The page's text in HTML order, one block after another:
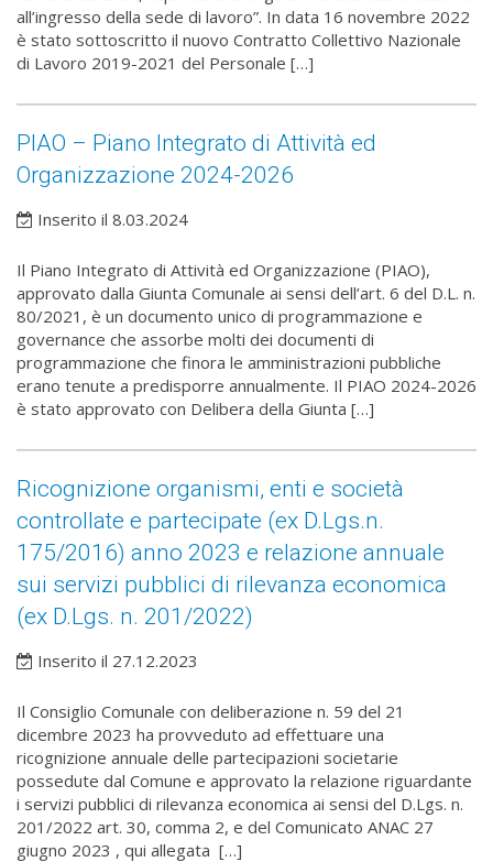
all’ingresso della sede di lavoro”. In data 16 novembre 2022
è stato sottoscritto il nuovo Contratto Collettivo Nazionale
di Lavoro 2019-2021 del Personale […]
PIAO – Piano Integrato di Attività ed
Organizzazione 2024-2026
Inserito il 8.03.2024
Il Piano Integrato di Attività ed Organizzazione (PIAO),
approvato dalla Giunta Comunale ai sensi dell’art. 6 del D.L. n.
80/2021, è un documento unico di programmazione e
governance che assorbe molti dei documenti di
programmazione che finora le amministrazioni pubbliche
erano tenute a predisporre annualmente. Il PIAO 2024-2026
è stato approvato con Delibera della Giunta […]
Ricognizione organismi, enti e società
controllate e partecipate (ex D.Lgs.n.
175/2016) anno 2023 e relazione annuale
sui servizi pubblici di rilevanza economica
(ex D.Lgs. n. 201/2022)
Inserito il 27.12.2023
Il Consiglio Comunale con deliberazione n. 59 del 21
dicembre 2023 ha provveduto ad effettuare una
ricognizione annuale delle partecipazioni societarie
possedute dal Comune e approvato la relazione riguardante
i servizi pubblici di rilevanza economica ai sensi del D.Lgs. n.
201/2022 art. 30, comma 2, e del Comunicato ANAC 27
giugno 2023 , qui allegata […]